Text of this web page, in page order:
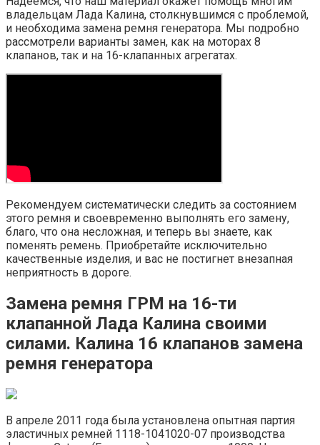
владельцам Лада Калина, столкнувшимся с проблемой,
и необходима замена ремня генератора. Мы подробно
рассмотрели варианты замен, как на моторах 8
клапанов, так и на 16-клапанных агрегатах.
Рекомендуем систематически следить за состоянием
этого ремня и своевременно выполнять его замену,
благо, что она несложная, и теперь вы знаете, как
поменять ремень. Приобретайте исключительно
качественные изделия, и вас не постигнет внезапная
неприятность в дороге.
Замена ремня ГРМ на 16-ти
клапанной Лада Калина своими
силами. Калина 16 клапанов замена
ремня генератора
В апреле 2011 года была установлена опытная партия
эластичных ремней 1118-1041020-07 производства